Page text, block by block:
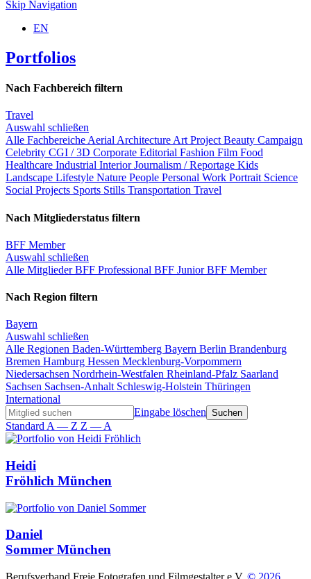
Skip Navigation
EN
Portfolios
Nach Fachbereich filtern
Travel
Auswahl schließen
Alle Fachbereiche Aerial Architecture Art Project Beauty Campaign
Celebrity CGI / 3D Corporate Editorial Fashion Film Food
Healthcare Industrial InteriorJournalism / Reportage Kids
Landscape Lifestyle Nature People Personal Work Portrait Science
Social Projects Sports Stills Transportation Travel
Nach Mitgliederstatus filtern
BFF Member
Auswahl schließen
Alle MitgliederBFF Professional BFF JuniorBFF Member
Nach Region filtern
Bayern
Auswahl schließen
Alle Regionen Baden-Württemberg Bayern Berlin Brandenburg
Bremen Hamburg Hessen Mecklenburg-Vorpommern
Niedersachsen Nordrhein-Westfalen Rheinland-Pfalz Saarland
Sachsen Sachsen-Anhalt Schleswig-Holstein Thüringen
International
Eingabe löschen
Standard A — Z Z — A
Heidi
Fröhlich München
Daniel
Sommer München